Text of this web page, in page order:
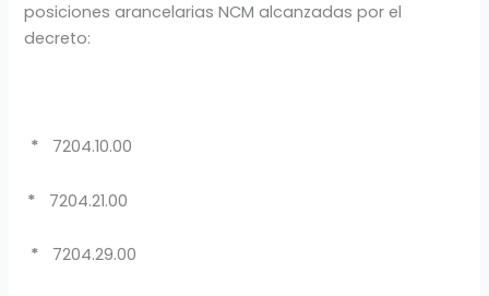
posiciones arancelarias NCM alcanzadas por el
decreto:
* 7204.10.00
* 7204.21.00
* 7204.29.00